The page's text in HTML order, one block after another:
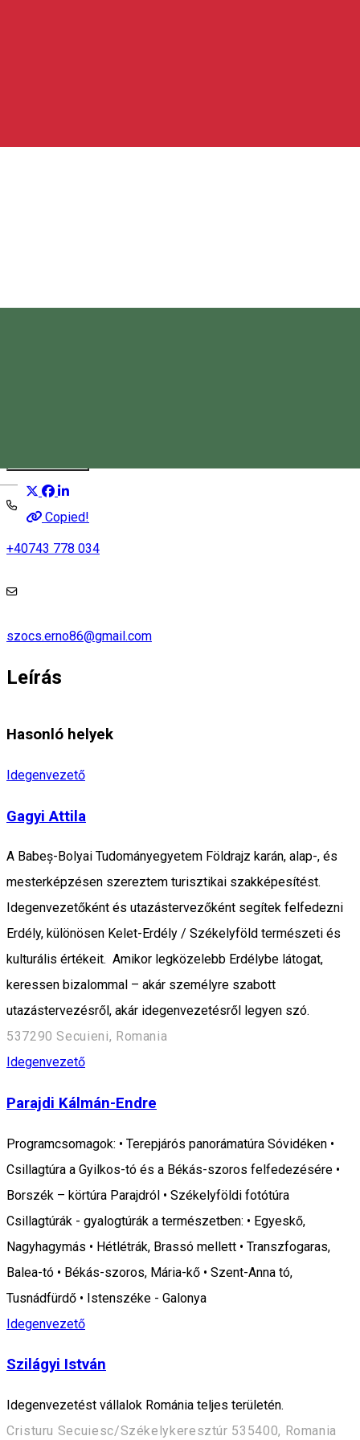
Copied!
+40743 778 034
szocs.erno86@gmail.com
Leírás
Hasonló helyek
Idegenvezető
Gagyi Attila
A Babeș-Bolyai Tudományegyetem Földrajz karán, alap-, és
mesterképzésen szereztem turisztikai szakképesítést.
Idegenvezetőként és utazástervezőként segítek felfedezni
Erdély, különösen Kelet-Erdély / Székelyföld természeti és
kulturális értékeit. Amikor legközelebb Erdélybe látogat,
keressen bizalommal – akár személyre szabott
utazástervezésről, akár idegenvezetésről legyen szó.
537290 Secuieni, Romania
Idegenvezető
Parajdi Kálmán-Endre
Programcsomagok: • Terepjárós panorámatúra Sóvidéken •
Csillagtúra a Gyilkos-tó és a Békás-szoros felfedezésére •
Borszék – körtúra Parajdról • Székelyföldi fotótúra
Csillagtúrák - gyalogtúrák a természetben: • Egyeskő,
Nagyhagymás • Hétlétrák, Brassó mellett • Transzfogaras,
Balea-tó • Békás-szoros, Mária-kő • Szent-Anna tó,
Tusnádfürdő • Istenszéke - Galonya
Idegenvezető
Szilágyi István
Idegenvezetést vállalok Románia teljes területén.
Cristuru Secuiesc/Székelykeresztúr 535400, Romania